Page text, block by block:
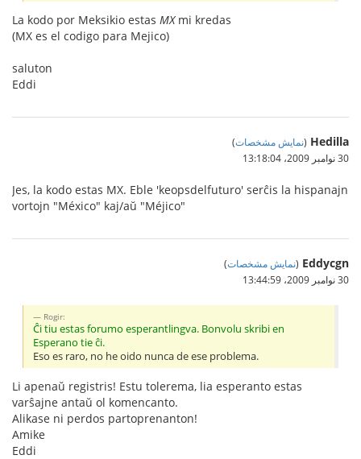
La kodo por Meksikio estas MXmi kredas
(MX es el codigo para Mejico)
saluton
Eddi
Hedilla
(نمایش مشخصات)
30 نوامبر 2009،‏ 13:18:04
Jes, la kodo estas MX. Eble 'keopsdelfuturo' serĉis la hispanajn
vortojn "México" kaj/aŭ "Méjico"
Eddycgn
(نمایش مشخصات)
30 نوامبر 2009،‏ 13:44:59
Rogir:
Ĉi tiu estas forumo esperantlingva. Bonvolu skribi en
Esperano tie ĉi.
Eso es raro, no he oido nunca de ese problema.
Li apenaŭ registris! Estu tolerema, lia esperanto estas
varŝajne antaŭ ol komencanto.
Alikase ni perdos partoprenanton!
Amike
Eddi